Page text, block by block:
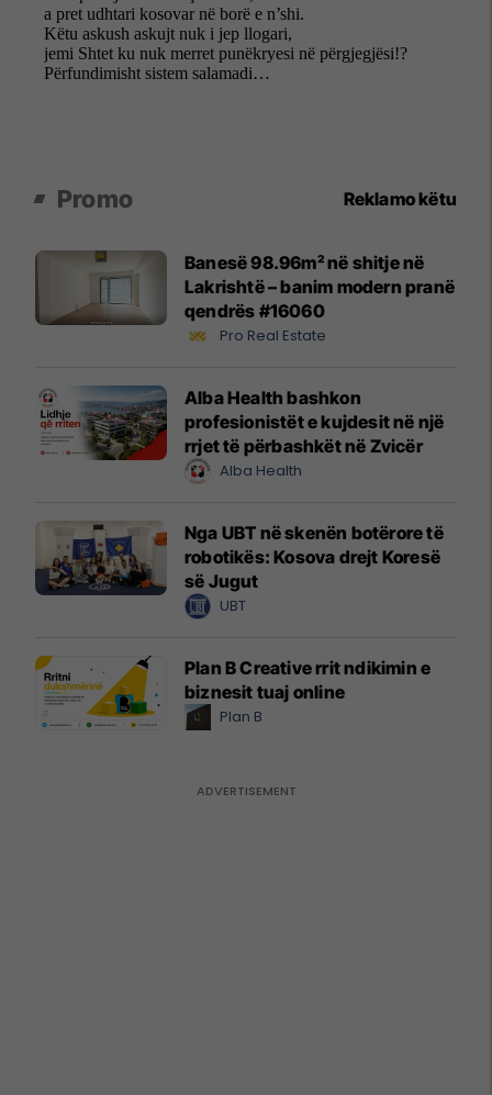
Promo Reklamo këtu
Banesë 98.96m² në shitje në
Lakrishtë – banim modern pranë
qendrës #16060
Pro Real Estate
Alba Health bashkon
profesionistët e kujdesit në një
rrjet të përbashkët në Zvicër
Alba Health
Nga UBT në skenën botërore të
robotikës: Kosova drejt Koresë
së Jugut
UBT
Plan B Creative rrit ndikimin e
biznesit tuaj online
Plan B